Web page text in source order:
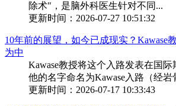
除术"，是脑外科医生针对不同...
更新时间：2026-07-27 10:51:32
10年前的展望，如今已成现实？Kawase
为中
Kawase教授将这个入路发表在国
他的名字命名为Kawase入路（经岩
更新时间：2026-07-17 10:33:43